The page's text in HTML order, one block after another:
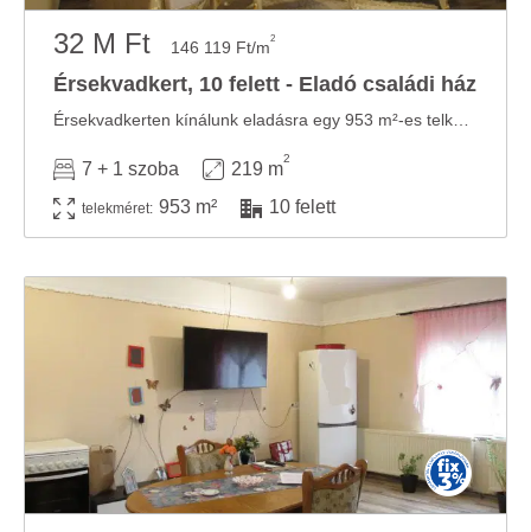
32 M Ft 146 119 Ft/m2
Érsekvadkert, 10 felett - Eladó családi ház
7 + 1 szoba 219 m
2
telekméret: 953 m² 10 felett